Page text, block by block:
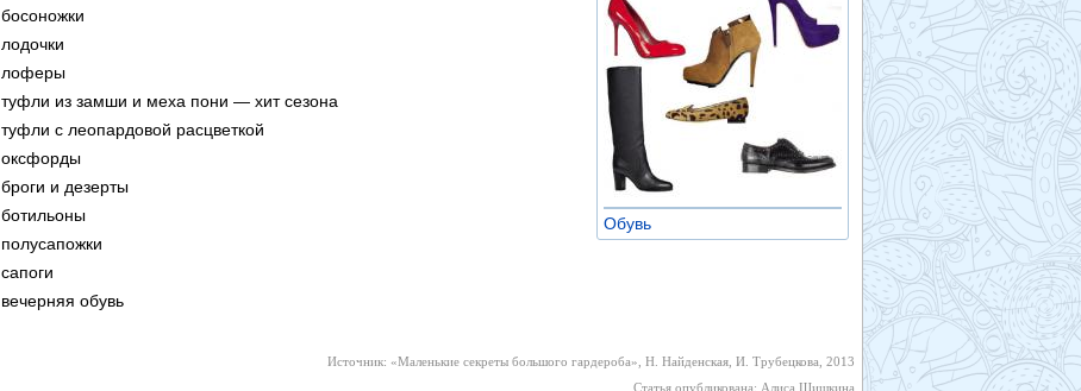
Обувь
босоножки
лодочки
лоферы
туфли из замши и меха пони — хит сезона
туфли с леопардовой расцветкой
оксфорды
броги и дезерты
ботильоны
полусапожки
сапоги
вечерняя обувь
Источник: «Маленькие секреты большого гардероба», Н. Найденская, И. Трубецкова, 2013
Статья опубликована: Алиса Шишкина